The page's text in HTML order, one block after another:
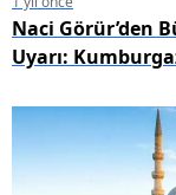
Naci Görür’den
Uyarı: